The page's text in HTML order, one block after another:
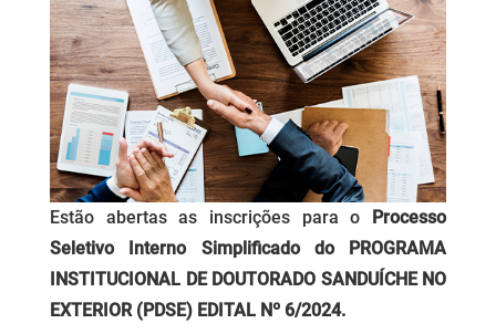
Estão abertas as inscrições para o Processo
Seletivo Interno Simplificado do PROGRAMA
INSTITUCIONAL DE DOUTORADO SANDUÍCHE NO
EXTERIOR (PDSE) EDITAL Nº 6/2024.